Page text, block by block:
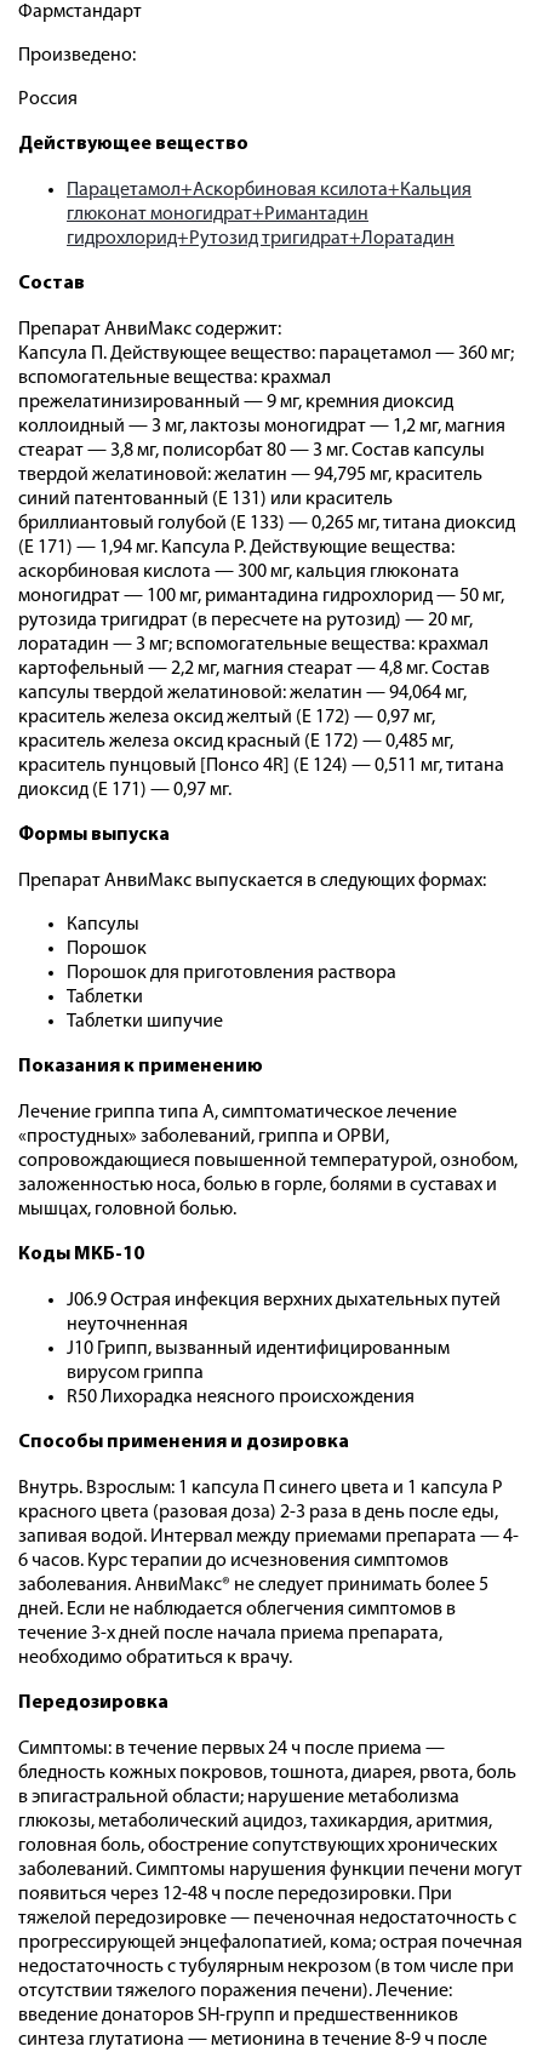
Фармстандарт
Произведено:
Россия
Действующее вещество
Парацетамол+Аскорбиновая ксилота+Кальция
глюконат моногидрат+Римантадин
гидрохлорид+Рутозид тригидрат+Лоратадин
Состав
Препарат АнвиМакс содержит:
Капсула П. Действующее вещество: парацетамол — 360 мг;
вспомогательные вещества: крахмал
прежелатинизированный — 9 мг, кремния диоксид
коллоидный — 3 мг, лактозы моногидрат — 1,2 мг, магния
стеарат — 3,8 мг, полисорбат 80 — 3 мг. Состав капсулы
твердой желатиновой: желатин — 94,795 мг, краситель
синий патентованный (Е 131) или краситель
бриллиантовый голубой (Е 133) — 0,265 мг, титана диоксид
(Е 171) — 1,94 мг. Капсула Р. Действующие вещества:
аскорбиновая кислота — 300 мг, кальция глюконата
моногидрат — 100 мг, римантадина гидрохлорид — 50 мг,
рутозида тригидрат (в пересчете на рутозид) — 20 мг,
лоратадин — 3 мг; вспомогательные вещества: крахмал
картофельный — 2,2 мг, магния стеарат — 4,8 мг. Состав
капсулы твердой желатиновой: желатин — 94,064 мг,
краситель железа оксид желтый (Е 172) — 0,97 мг,
краситель железа оксид красный (Е 172) — 0,485 мг,
краситель пунцовый [Понсо 4R] (Е 124) — 0,511 мг, титана
диоксид (Е 171) — 0,97 мг.
Формы выпуска
Препарат АнвиМакс выпускается в следующих формах:
Капсулы
Порошок
Порошок для приготовления раствора
Таблетки
Таблетки шипучие
Показания к применению
Лечение гриппа типа А, симптоматическое лечение
«простудных» заболеваний, гриппа и ОРВИ,
сопровождающиеся повышенной температурой, ознобом,
заложенностью носа, болью в горле, болями в суставах и
мышцах, головной болью.
Коды МКБ-10
J06.9 Острая инфекция верхних дыхательных путей
неуточненная
J10 Грипп, вызванный идентифицированным
вирусом гриппа
R50 Лихорадка неясного происхождения
Способы применения и дозировка
Внутрь. Взрослым: 1 капсула П синего цвета и 1 капсула Р
красного цвета (разовая доза) 2-3 раза в день после еды,
запивая водой. Интервал между приемами препарата — 4-
6 часов. Курс терапии до исчезновения симптомов
заболевания. АнвиМакс® не следует принимать более 5
дней. Если не наблюдается облегчения симптомов в
течение 3-х дней после начала приема препарата,
необходимо обратиться к врачу.
Передозировка
Симптомы: в течение первых 24 ч после приема —
бледность кожных покровов, тошнота, диарея, рвота, боль
в эпигастральной области; нарушение метаболизма
глюкозы, метаболический ацидоз, тахикардия, аритмия,
головная боль, обострение сопутствующих хронических
заболеваний. Симптомы нарушения функции печени могут
появиться через 12-48 ч после передозировки. При
тяжелой передозировке — печеночная недостаточность с
прогрессирующей энцефалопатией, кома; острая почечная
недостаточность с тубулярным некрозом (в том числе при
отсутствии тяжелого поражения печени). Лечение:
введение донаторов SH-групп и предшественников
синтеза глутатиона — метионина в течение 8-9 ч после